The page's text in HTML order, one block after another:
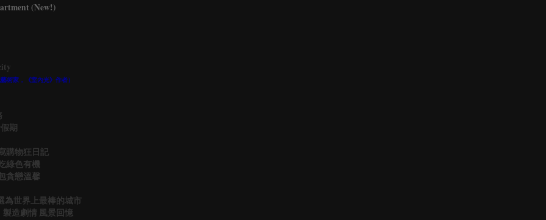
(New!)
術家，《室內光》作者）
期
購物狂日記
綠色有機
貪戀溫馨
為世界上最棒的城市
造劇情 風景回憶